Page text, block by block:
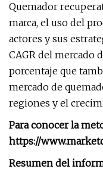
Quemador
marca, el uso del
actores y sus
CAGR del mercado
porcentaje que
mercado de
regiones y el
Para conocer la
https://
Resumen del